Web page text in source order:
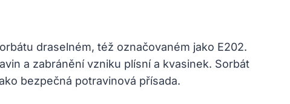
draselném, též označovaném jako E202.
a zabránění vzniku plísní a kvasinek. Sorbát
bezpečná potravinová přísada.